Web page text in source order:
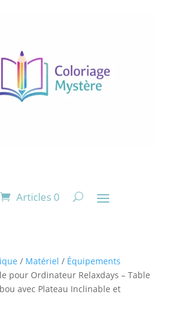
Articles 0
/ Matériel / Équipements
pour Ordinateur Relaxdays – Table
avec Plateau Inclinable et